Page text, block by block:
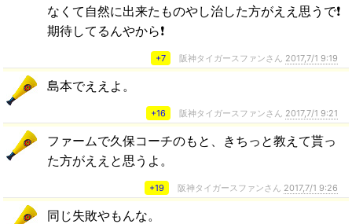
なくて自然に出来たものやし治した方がええ思うで❗
期待してるんやから❗
+7 阪神タイガースファンさん 2017,7/1 9:19
島本でええよ。
+16 阪神タイガースファンさん 2017,7/1 9:21
ファームで久保コーチのもと、きちっと教えて貰っ
た方がええと思うよ。
+19 阪神タイガースファンさん 2017,7/1 9:26
同じ失敗やもんな。